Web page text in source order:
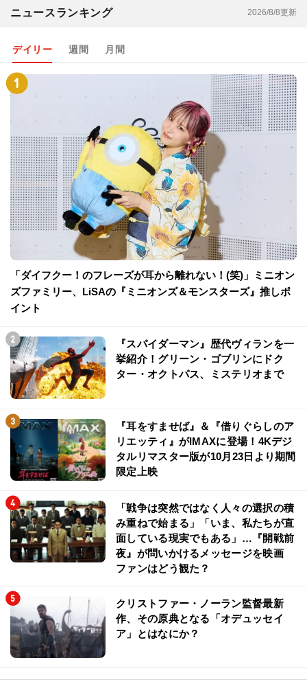
ニュースランキング 2026/8/8更新
デイリー 週間 月間
「ダイフクー！のフレーズが耳から離れない！(笑)」ミニオン
ズファミリー、LiSAの『ミニオンズ＆モンスターズ』推しポ
イント
『スパイダーマン』歴代ヴィランを一
挙紹介！グリーン・ゴブリンにドク
ター・オクトパス、ミステリオまで
『耳をすませば』＆『借りぐらしのア
リエッティ』がIMAXに登場！4Kデジ
タルリマスター版が10月23日より期間
限定上映
「戦争は突然ではなく人々の選択の積
み重ねで始まる」「いま、私たちが直
面している現実でもある」…『開戦前
夜』が問いかけるメッセージを映画
ファンはどう観た？
クリストファー・ノーラン監督最新
作、その原典となる「オデュッセイ
ア」とはなにか？